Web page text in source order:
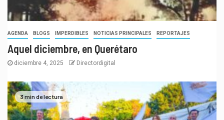
AGENDA BLOGS IMPERDIBLES NOTICIAS PRINCIPALES REPORTAJES
Aquel diciembre, en Querétaro
diciembre 4, 2025 Directordigital
3 min de lectura